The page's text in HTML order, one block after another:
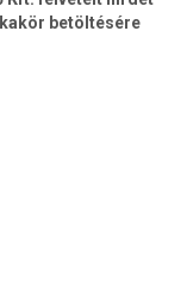
betöltésére